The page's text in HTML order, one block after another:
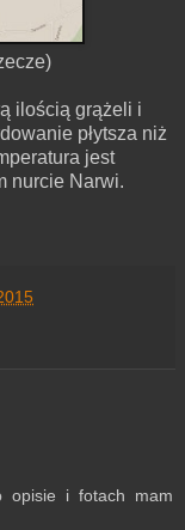
ilością grążeli i
płytsza niż
jest
nurcie Narwi.
opisie i fotach mam